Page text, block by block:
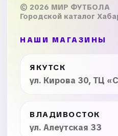
© 2026 МИР ФУТБОЛА
Городской каталог
НАШИ МАГАЗИНЫ
ЯКУТСК
ул. Кирова 30, ТЦ
ВЛАДИВОСТОК
ул. Алеутская 33